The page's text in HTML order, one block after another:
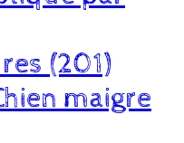
(201)
maigre